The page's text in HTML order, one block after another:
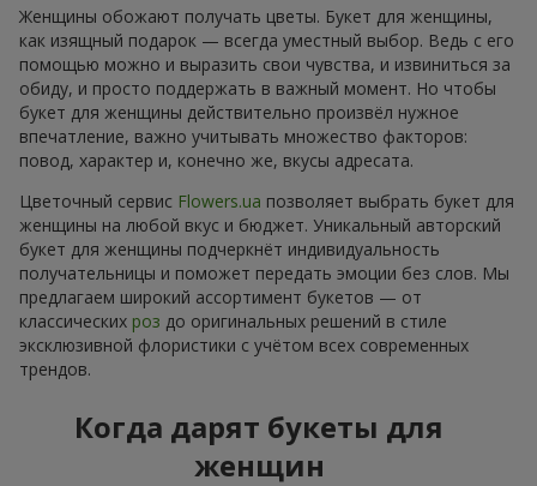
Женщины обожают получать цветы. Букет для женщины,
как изящный подарок — всегда уместный выбор. Ведь с его
помощью можно и выразить свои чувства, и извиниться за
обиду, и просто поддержать в важный момент. Но чтобы
букет для женщины действительно произвёл нужное
впечатление, важно учитывать множество факторов:
повод, характер и, конечно же, вкусы адресата.
Цветочный сервис Flowers.ua позволяет выбрать букет для
женщины на любой вкус и бюджет. Уникальный авторский
букет для женщины подчеркнёт индивидуальность
получательницы и поможет передать эмоции без слов. Мы
предлагаем широкий ассортимент букетов — от
классических роз до оригинальных решений в стиле
эксклюзивной флористики с учётом всех современных
трендов.
Когда дарят букеты для
женщин